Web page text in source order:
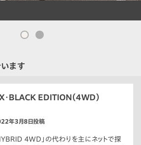
ます
BLACK EDITION（4WD）
年3月8日投稿
4WD」の代わりを主にネットで探